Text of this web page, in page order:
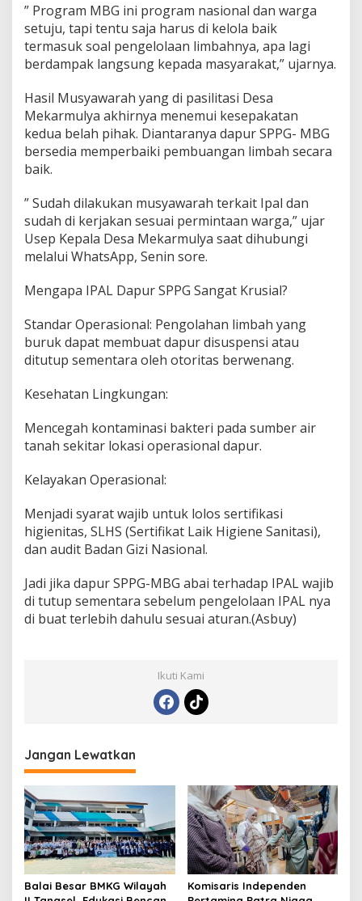
” Program MBG ini program nasional dan warga
setuju, tapi tentu saja harus di kelola baik
termasuk soal pengelolaan limbahnya, apa lagi
berdampak langsung kepada masyarakat,” ujarnya.
Hasil Musyawarah yang di pasilitasi Desa
Mekarmulya akhirnya menemui kesepakatan
kedua belah pihak. Diantaranya dapur SPPG- MBG
bersedia memperbaiki pembuangan limbah secara
baik.
” Sudah dilakukan musyawarah terkait Ipal dan
sudah di kerjakan sesuai permintaan warga,” ujar
Usep Kepala Desa Mekarmulya saat dihubungi
melalui WhatsApp, Senin sore.
Mengapa IPAL Dapur SPPG Sangat Krusial?
Standar Operasional: Pengolahan limbah yang
buruk dapat membuat dapur disuspensi atau
ditutup sementara oleh otoritas berwenang.
Kesehatan Lingkungan:
Mencegah kontaminasi bakteri pada sumber air
tanah sekitar lokasi operasional dapur.
Kelayakan Operasional:
Menjadi syarat wajib untuk lolos sertifikasi
higienitas, SLHS (Sertifikat Laik Higiene Sanitasi),
dan audit Badan Gizi Nasional.
Jadi jika dapur SPPG-MBG abai terhadap IPAL wajib
di tutup sementara sebelum pengelolaan IPAL nya
di buat terlebih dahulu sesuai aturan.(Asbuy)
Ikuti Kami
Jangan Lewatkan
Balai Besar BMKG Wilayah
Komisaris Independen